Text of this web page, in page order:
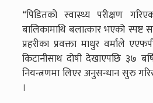
“पिडितको स्वास्थ्य परीक्षण
बालिकामाथि बलात्कार भएको स्पष्ट
प्रहरीका प्रवक्ता माधुर वर्माले
किटानीसाथ दोषी देखाएपछि ३७
नियन्त्रणमा लिएर अनुसन्धान सुरु
।